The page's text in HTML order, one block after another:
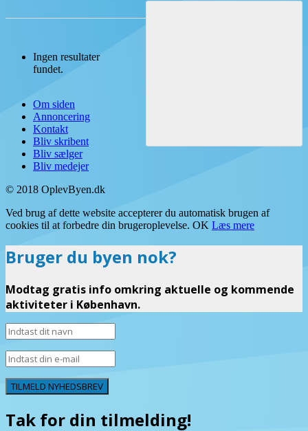
Ingen resultater
fundet.
Om siden
Annoncering
Kontakt
Bliv skribent
Bliv sælger
Bliv medejer
© 2018 OplevByen.dk
Ved brug af dette website accepterer du automatisk brugen af
cookies til at forbedre din brugeroplevelse. OK Læs mere
Bruger du byen nok?
Modtag gratis info omkring aktuelle og kommende
aktiviteter i København.
TILMELD NYHEDSBREV
Tak for din tilmelding!